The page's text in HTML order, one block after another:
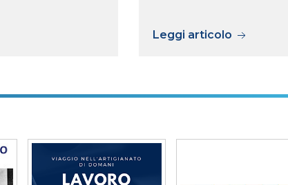
Leggi articolo